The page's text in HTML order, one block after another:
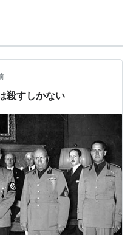
殺すしかない